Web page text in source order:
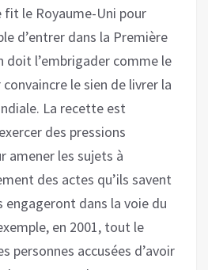
fit le Royaume-Uni pour
d’entrer dans la Première
doit l’embrigader comme le
le sien de livrer la
La recette est
des pressions
amener les sujets à
des actes qu’ils savent
engageront dans la voie du
en 2001, tout le
personnes accusées d’avoir